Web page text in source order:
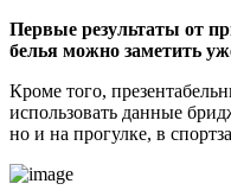
Первые результаты от
белья можно заметить
Кроме того,
использовать данные
но и на прогулке, в